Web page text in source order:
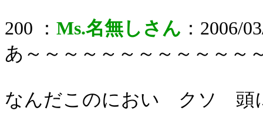
200 ： Ms.名無しさん ：2006/
あ～～～～～～～～～～～～
なんだこのにおい クソ 頭